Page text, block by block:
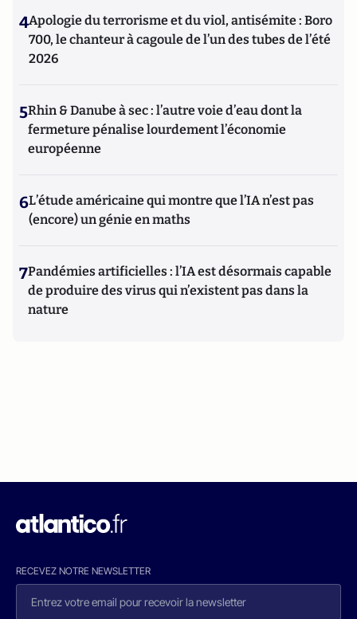
4Apologie du terrorisme et du viol, antisémite : Boro
700, le chanteur à cagoule de l’un des tubes de l’été
2026
5Rhin & Danube à sec : l’autre voie d’eau dont la
fermeture pénalise lourdement l’économie
européenne
6L’étude américaine qui montre que l’IA n’est pas
(encore) un génie en maths
7Pandémies artificielles : l’IA est désormais capable
de produire des virus qui n’existent pas dans la
nature
RECEVEZ NOTRE NEWSLETTER